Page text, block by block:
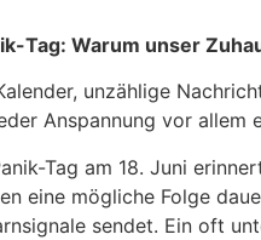
Tag: Warum unser
unzählige
Anspannung vor
Tag am 18. Juni
eine mögliche Folge
sendet. Ein oft